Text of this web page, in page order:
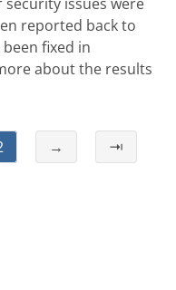
reported back to
fixed in
about the results
→ ⇥